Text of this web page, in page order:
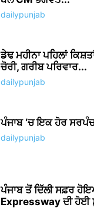
dailypunjab
ਡੇਢ ਮਹੀਨਾ ਪਹਿਲਾਂ
ਚੋਰੀ, ਗਰੀਬ ਪਰਿਵਾਰ...
dailypunjab
ਪੰਜਾਬ ‘ਚ ਇਕ ਹੋਰ
dailypunjab
ਪੰਜਾਬ ਤੋਂ ਦਿੱਲੀ ਸਫ਼ਰ
Expressway ਦੀ